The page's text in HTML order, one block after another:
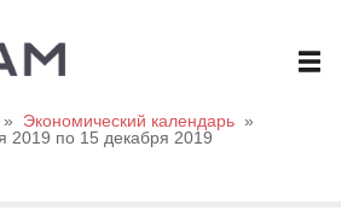
» Экономический календарь »
2019 по 15 декабря 2019